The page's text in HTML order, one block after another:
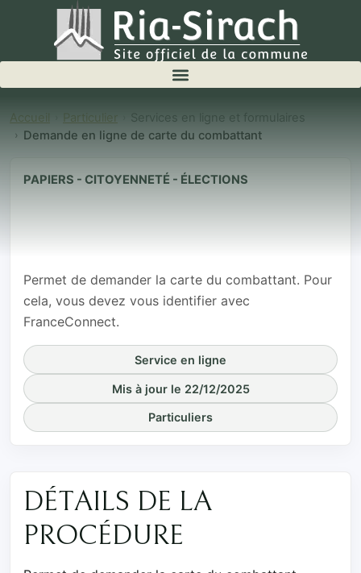
Accueil Particulier
Services en ligne et formulaires
Demande en ligne de carte du combattant
PAPIERS - CITOYENNETÉ - ÉLECTIONS
Demande en
ligne de carte
du combattant
Permet de demander la carte du combattant. Pour
cela, vous devez vous identifier avec
FranceConnect.
Service en ligne
Mis à jour le 22/12/2025
Particuliers
DÉTAILS DE LA
PROCÉDURE